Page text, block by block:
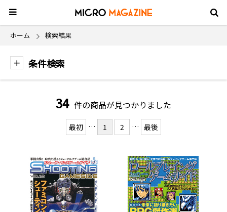
ホーム 検索結果
条件検索
34 件の商品が見つかりました
最初 … 1 2 … 最後